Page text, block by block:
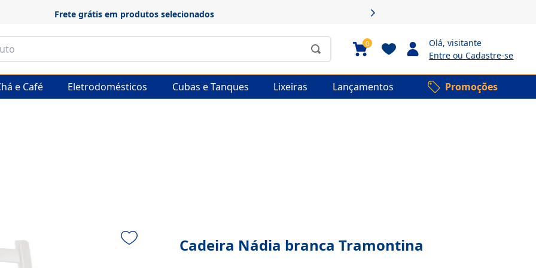
Frete grátis em produtos selecionados
0 Olá, visitante
Entre ou Cadastre-se
e Café Eletrodomésticos Cubas e Tanques Lixeiras Lançamentos Promoções
Cadeira Nádia branca Tramontina